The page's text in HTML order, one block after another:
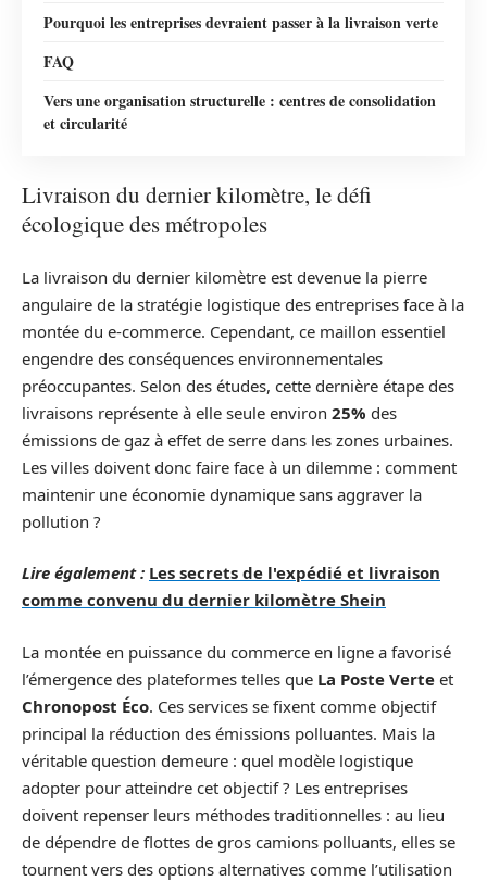
Pourquoi les entreprises devraient passer à la livraison verte
FAQ
Vers une organisation structurelle : centres de consolidation
et circularité
Livraison du dernier kilomètre, le défi
écologique des métropoles
La livraison du dernier kilomètre est devenue la pierre
angulaire de la stratégie logistique des entreprises face à la
montée du e-commerce. Cependant, ce maillon essentiel
engendre des conséquences environnementales
préoccupantes. Selon des études, cette dernière étape des
livraisons représente à elle seule environ 25% des
émissions de gaz à effet de serre dans les zones urbaines.
Les villes doivent donc faire face à un dilemme : comment
maintenir une économie dynamique sans aggraver la
pollution ?
Lire également : Les secrets de l'expédié et livraison
comme convenu du dernier kilomètre Shein
La montée en puissance du commerce en ligne a favorisé
l’émergence des plateformes telles que La Poste Verte et
Chronopost Éco. Ces services se fixent comme objectif
principal la réduction des émissions polluantes. Mais la
véritable question demeure : quel modèle logistique
adopter pour atteindre cet objectif ? Les entreprises
doivent repenser leurs méthodes traditionnelles : au lieu
de dépendre de flottes de gros camions polluants, elles se
tournent vers des options alternatives comme l’utilisation